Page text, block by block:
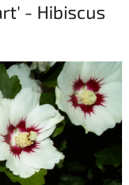
- Hibiscus